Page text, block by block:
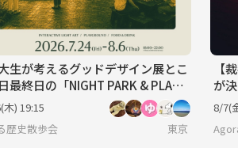
生が考えるグッドデザイン展とこ
最終日の「NIGHT PARK & PLAYG
YURAKUCHO」
木) 19:15
歴史散歩会
東京
【
が
8/7(